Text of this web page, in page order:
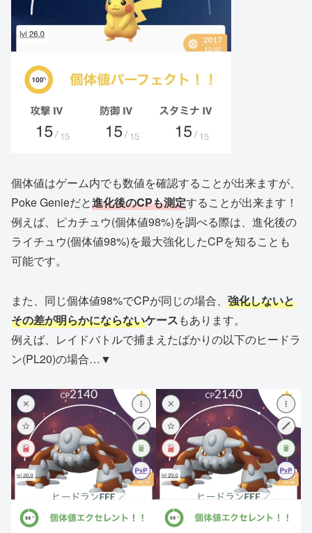
個体値はゲーム内でも数値を確認することが出来ますが、
Poke Genieだと進化後のCPも測定することが出来ます！
例えば、ピカチュウ(個体値98%)を調べる際は、進化後の
ライチュウ(個体値98%)を最大強化したCPを知ることも
可能です。
また、同じ個体値98%でCPが同じの場合、 強化しないと
その差が明らかにならないケースもあります。
例えば、レイドバトルで捕まえたばかりの以下のヒードラ
ン(PL20)の場合…▼